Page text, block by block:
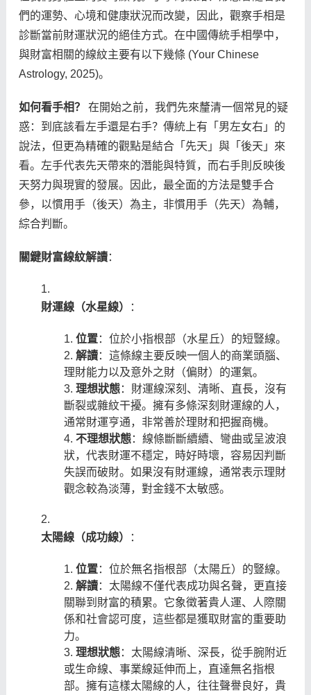
們的運勢、心境和健康狀況而改變，因此，觀察手相是
診斷當前財運狀況的絕佳方式。在中國傳統手相學中，
與財富相關的線紋主要有以下幾條 (Your Chinese
Astrology, 2025)。
如何看手相？
在開始之前，我們先來釐清一個常見的疑
惑：到底該看左手還是右手？傳統上有「男左女右」的
說法，但更為精確的觀點是結合「先天」與「後天」來
看。左手代表先天帶來的潛能與特質，而右手則反映後
天努力與現實的發展。因此，最全面的方法是雙手合
參，以慣用手（後天）為主，非慣用手（先天）為輔，
綜合判斷。
關鍵財富線紋解讀：
財運線（水星線） ：
位置：位於小指根部（水星丘）的短豎線。
解讀：這條線主要反映一個人的商業頭腦、
理財能力以及意外之財（偏財）的運氣。
理想狀態：財運線深刻、清晰、直長，沒有
斷裂或雜紋干擾。擁有多條深刻財運線的人，
通常財運亨通，非常善於理財和把握商機。
不理想狀態：線條斷斷續續、彎曲或呈波浪
狀，代表財運不穩定，時好時壞，容易因判斷
失誤而破財。如果沒有財運線，通常表示理財
觀念較為淡薄，對金錢不太敏感。
太陽線（成功線） ：
位置：位於無名指根部（太陽丘）的豎線。
解讀：太陽線不僅代表成功與名聲，更直接
關聯到財富的積累。它象徵著貴人運、人際關
係和社會認可度，這些都是獲取財富的重要助
力。
理想狀態：太陽線清晰、深長，從手腕附近
或生命線、事業線延伸而上，直達無名指根
部。擁有這樣太陽線的人，往往聲譽良好，貴